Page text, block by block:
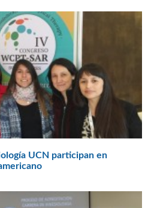
UCN participan en